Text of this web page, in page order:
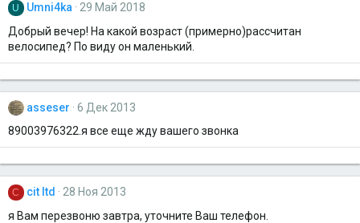
U Umni4ka
29 Май 2018
Добрый вечер! На какой возраст (примерно)рассчитан
велосипед? По виду он маленький.
asseser
6 Дек 2013
89003976322.я все еще жду вашего звонка
C cit ltd
28 Ноя 2013
я Вам перезвоню завтра, уточните Ваш телефон.